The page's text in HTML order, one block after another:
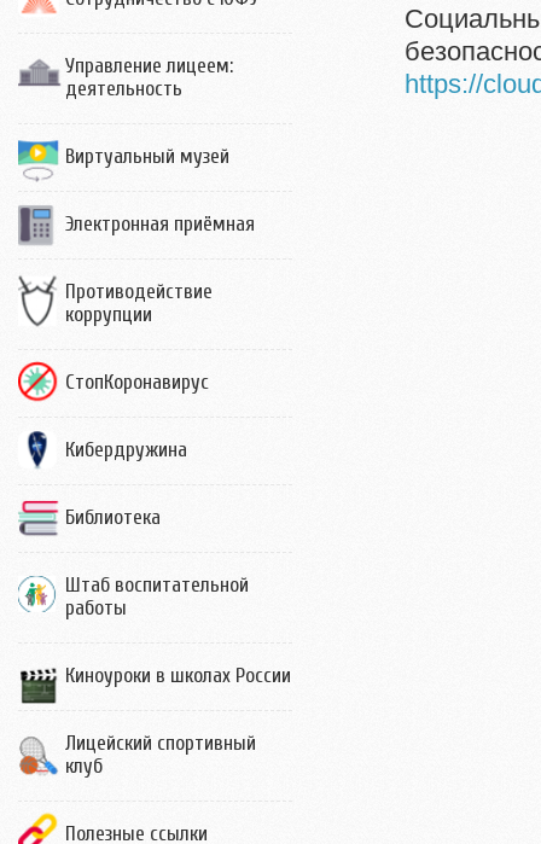
Управление лицеем:
деятельность
Виртуальный музей
Электронная приёмная
Противодействие
коррупции
СтопКоронавирус
Кибердружина
Библиотека
Штаб воспитательной
работы
Киноуроки в школах России
Лицейский спортивный
клуб
Полезные ссылки
https://